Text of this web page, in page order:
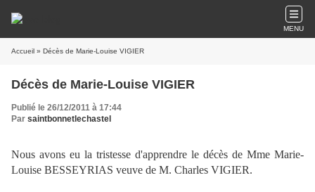
MENU
Accueil » Décès de Marie-Louise VIGIER
Décès de Marie-Louise VIGIER
Publié le 26/12/2011 à 17:44
Par saintbonnetlechastel
Nous avons eu la tristesse d'apprendre le décès de Mme Marie-
Louise BESSEYRIAS veuve de M. Charles VIGIER.